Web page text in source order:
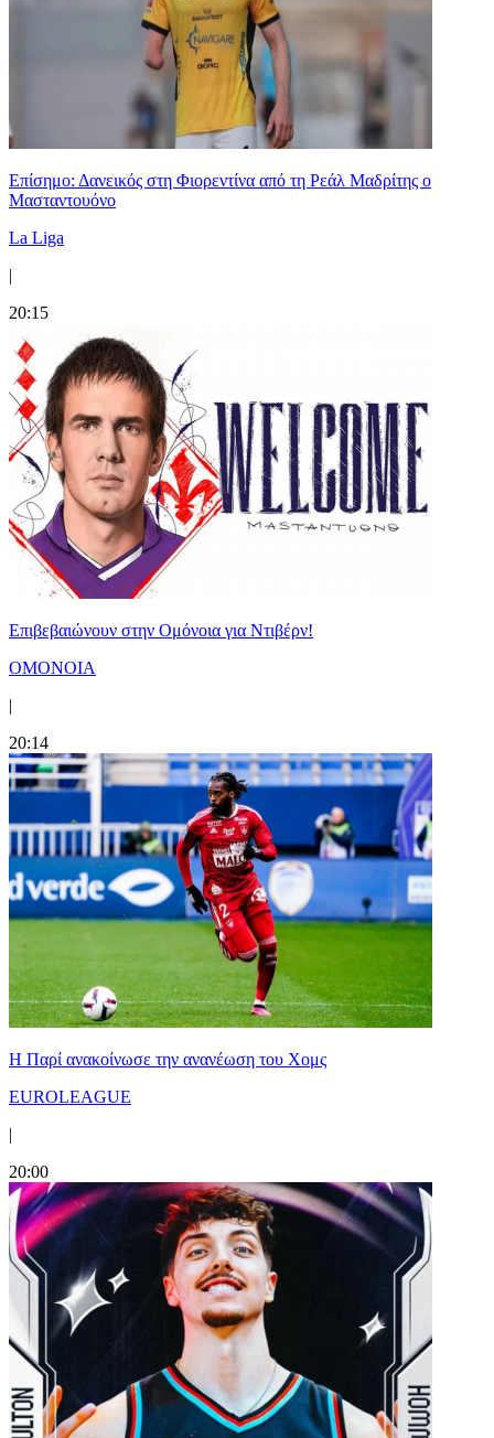
Επίσημο: Δανεικός στη Φιορεντίνα από τη Ρεάλ Μαδρίτης ο
Μασταντουόνο
La Liga
|
20:15
Επιβεβαιώνουν στην Ομόνοια για Ντιβέρν!
ΟΜΟΝΟΙΑ
|
20:14
Η Παρί ανακοίνωσε την ανανέωση του Χομς
EUROLEAGUE
|
20:00